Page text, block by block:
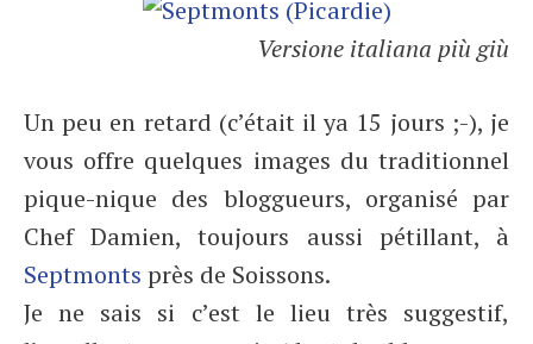
Versione italiana più giù
Un peu en retard (c’était il ya 15 jours ;-), je
vous offre quelques images du traditionnel
pique-nique des bloggueurs, organisé par
Chef Damien, toujours aussi pétillant, à
Septmonts près de Soissons.
Je ne sais si c’est le lieu très suggestif,